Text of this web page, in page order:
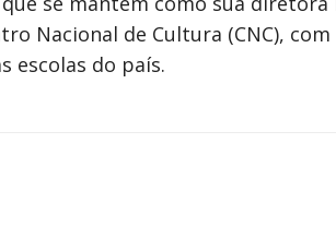
Nacional de Cultura (CNC),
escolas do país.